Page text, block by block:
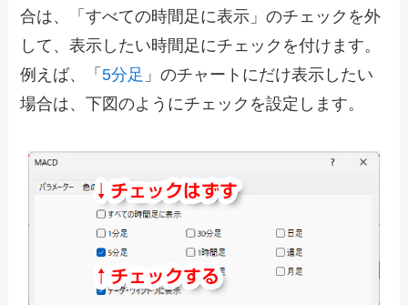
合は、「すべての時間足に表示」のチェックを外
して、表示したい時間足にチェックを付けます。
例えば、「5分足 」のチャートにだけ表示したい
場合は、下図のようにチェックを設定します。